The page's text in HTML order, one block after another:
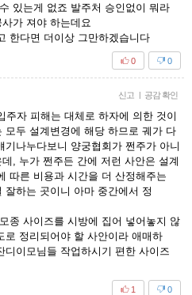
있는게 없죠 발주처 승인없이 뭐라
가 져야 하는데요
한다면 더이상 그만하겠습니다
0
0
신고 | 공감 확인
주자 피해는 대체로 하자에 의한 것이
모두 설계변경에 해당 하므로 궤가 다
나누다보니 양궁협회가 쩐주가 아니
, 누가 쩐주든 간에 저런 사안은 설계
따른 비용과 시간을 더 산정해주는
하는 곳이니 아마 중간에서 정
종 사이즈를 시방에 집어 넣어놓지 않
로 정리되어야 할 사안이라 애매하
이모님들 작업하시기 편한 사이즈
0
1